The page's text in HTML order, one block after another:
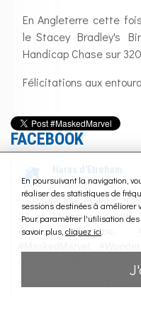
En Angleterre cette
le Stacey Bradley's
Handicap Chase sur
Félicitations aux
FACEBOOK
En poursuivant la navigation,
réaliser des statistiques de
sessions destinées à améliorer
Pour paramètrer l'utilisation des
savoir plus, cliquez ici